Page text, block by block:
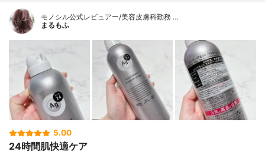
モノシル公式レビュアー/美容皮膚科勤務 …
まるもふ
5.00
24時間肌快適ケア